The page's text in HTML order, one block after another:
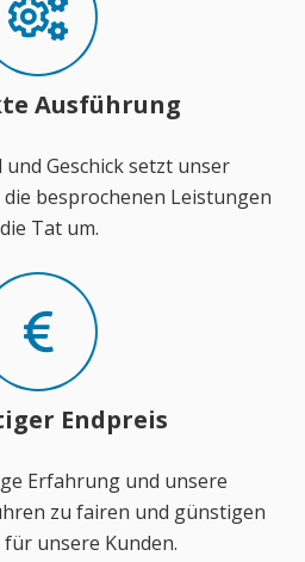
Ausführung
Geschick setzt unser
besprochenen Leistungen
Tat um.
Endpreis
Erfahrung und unsere
zu fairen und günstigen
unsere Kunden.